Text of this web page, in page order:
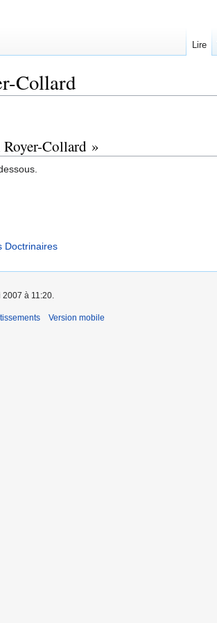
Collard
Royer-Collard »
Doctrinaires
Lire
2007 à 11:20.
Version mobile